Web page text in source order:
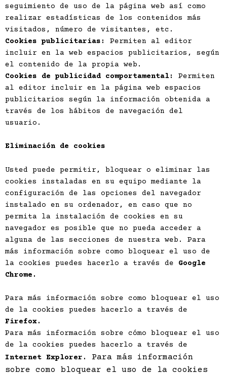
seguimiento de uso de la página web así como
realizar estadísticas de los contenidos más
visitados, número de visitantes, etc.
Cookies publicitarias: Permiten al editor
incluir en la web espacios publicitarios, según
el contenido de la propia web.
Cookies de publicidad comportamental: Permiten
al editor incluir en la página web espacios
publicitarios según la información obtenida a
través de los hábitos de navegación del
usuario.
Eliminación de cookies
Usted puede permitir, bloquear o eliminar las
cookies instaladas en su equipo mediante la
configuración de las opciones del navegador
instalado en su ordenador, en caso que no
permita la instalación de cookies en su
navegador es posible que no pueda acceder a
alguna de las secciones de nuestra web. Para
más información sobre como bloquear el uso de
la cookies puedes hacerlo a través de Google
Chrome .
Para más información sobre como bloquear el uso
de la cookies puedes hacerlo a través de
Firefox.
Para más información sobre cómo bloquear el uso
de la cookies puedes hacerlo a través de
Internet Explorer .
Para más información
sobre como bloquear el uso de la cookies